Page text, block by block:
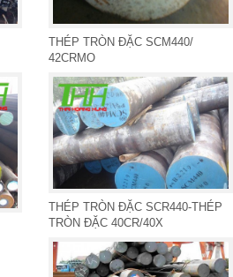
THÉP TRÒN ĐẶC SCM440/
42CRMO
THÉP TRÒN ĐẶC SCR440-THÉP
TRÒN ĐẶC 40CR/40X